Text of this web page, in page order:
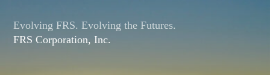
Evolving FRS. Evolving the Futures.
FRS Corporation, Inc.